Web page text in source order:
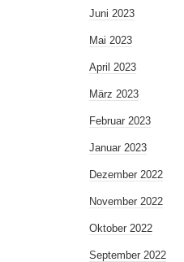
Juni 2023
Mai 2023
April 2023
März 2023
Februar 2023
Januar 2023
Dezember 2022
November 2022
Oktober 2022
September 2022